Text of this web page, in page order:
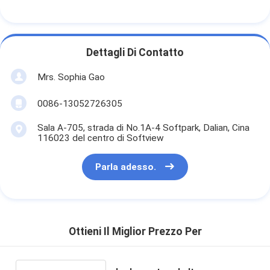
Dettagli Di Contatto
Mrs. Sophia Gao
0086-13052726305
Sala A-705, strada di No.1A-4 Softpark, Dalian, Cina
116023 del centro di Softview
Parla adesso.
Ottieni Il Miglior Prezzo Per